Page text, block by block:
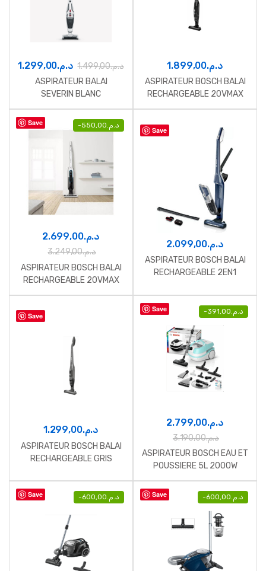
د.م.1.299,00 د.م.1.499,00
ASPIRATEUR BALAI
SEVERIN BLANC
د.م.1.899,00
ASPIRATEUR BOSCH BALAI
RECHARGEABLE 20VMAX
NOIR
Save - د.م.550,00
د.م.2.699,00
د.م.3.249,00
ASPIRATEUR BOSCH BALAI
RECHARGEABLE 20VMAX
NOIR
Save
د.م.2.099,00
ASPIRATEUR BOSCH BALAI
RECHARGEABLE 2EN1
Save
د.م.1.299,00
ASPIRATEUR BOSCH BALAI
RECHARGEABLE GRIS
Save - د.م.391,00
د.م.2.799,00
د.م.3.190,00
ASPIRATEUR BOSCH EAU ET
POUSSIERE 5L 2000W
Save - د.م.600,00 Save - د.م.600,00